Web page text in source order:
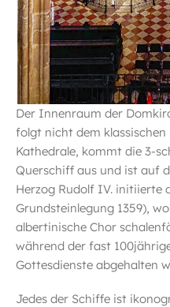
Der Innenraum der
folgt nicht dem klassischen
Kathedrale, kommt die 3-
Querschiff aus und ist auf
Herzog Rudolf IV. initiierte
Grundsteinlegung 1359),
albertinische Chor
während der fast
Gottesdienste abgehalten
Jedes der Schiffe ist